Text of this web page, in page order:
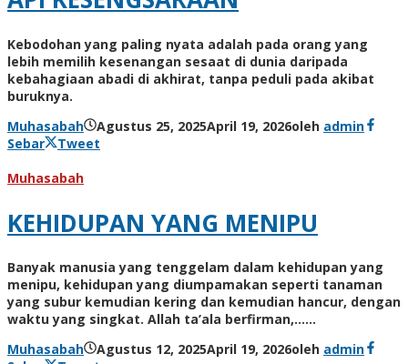
Kebodohan yang paling nyata adalah pada orang yang
lebih memilih kesenangan sesaat di dunia daripada
kebahagiaan abadi di akhirat, tanpa peduli pada akibat
buruknya.
Muhasabah
Agustus 25, 2025April 19, 2026oleh admin
Sebar
Tweet
Muhasabah
KEHIDUPAN YANG MENIPU
Banyak manusia yang tenggelam dalam kehidupan yang
menipu, kehidupan yang diumpamakan seperti tanaman
yang subur kemudian kering dan kemudian hancur, dengan
waktu yang singkat. Allah ta’ala berfirman,……
Muhasabah
Agustus 12, 2025April 19, 2026oleh admin